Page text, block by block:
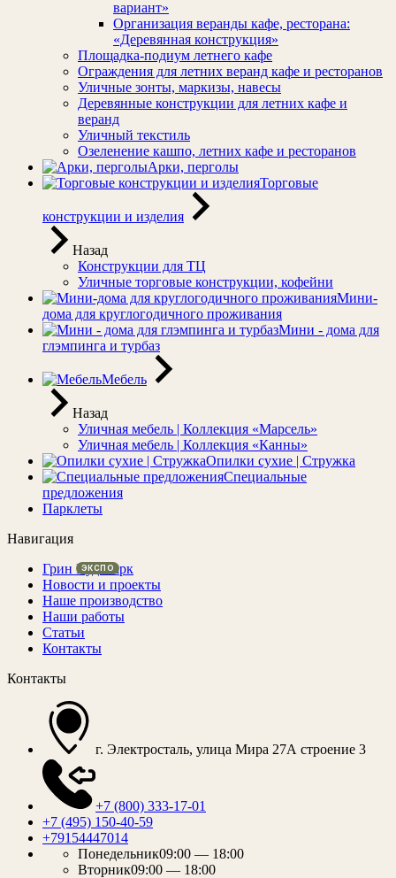
вариант»
Организация веранды кафе, ресторана:
«Деревянная конструкция»
Площадка-подиум летнего кафе
Ограждения для летних веранд кафе и ресторанов
Уличные зонты, маркизы, навесы
Деревянные конструкции для летних кафе и
веранд
Уличный текстиль
Озеленение кашпо, летних кафе и ресторанов
Арки, перголы
Торговые
конструкции и изделия
Назад
Конструкции для ТЦ
Уличные торговые конструкции, кофейни
Мини-
дома для круглогодичного проживания
Мини - дома для
глэмпинга и турбаз
Мебель
Назад
Уличная мебель | Коллекция «Марсель»
Уличная мебель | Коллекция «Канны»
Опилки сухие | Стружка
Специальные
предложения
Парклеты
Навигация
Грин Вуд Парк
Новости и проекты
Наше производство
Наши работы
Статьи
Контакты
Контакты
г. Электросталь, улица Мира 27А строение 3
+7 (800) 333-17-01
+7 (495) 150-40-59
+79154447014
Понедельник09:00 — 18:00
Вторник09:00 — 18:00